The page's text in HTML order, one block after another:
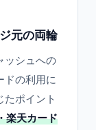
元の両輪
ッシュへの
ドの利用に
たポイント
楽天カード